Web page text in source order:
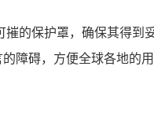
的保护罩，确保其得到
障碍，方便全球各地的